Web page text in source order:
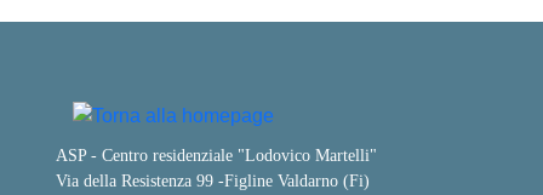
ASP - Centro residenziale "Lodovico Martelli"
Via della Resistenza 99 -Figline Valdarno (Fi)